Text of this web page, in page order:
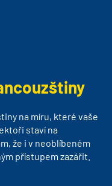
na míru, které vaše
staví na
že i v neoblíbeném
přístupem zazářit.